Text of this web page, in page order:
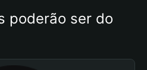
poderão ser do